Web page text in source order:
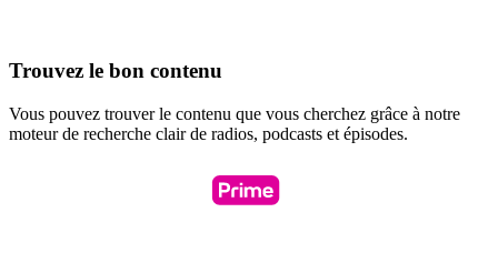
Trouvez le bon contenu
Vous pouvez trouver le contenu que vous cherchez grâce à notre
moteur de recherche clair de radios, podcasts et épisodes.